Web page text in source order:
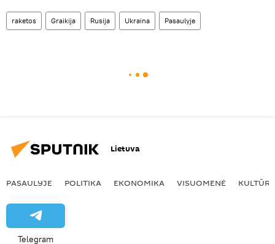
raketos Graikija Rusija Ukraina Pasaulyje
Lietuva
PASAULYJE POLITIKA EKONOMIKA VISUOMENĖ KULTŪRA
Telegram